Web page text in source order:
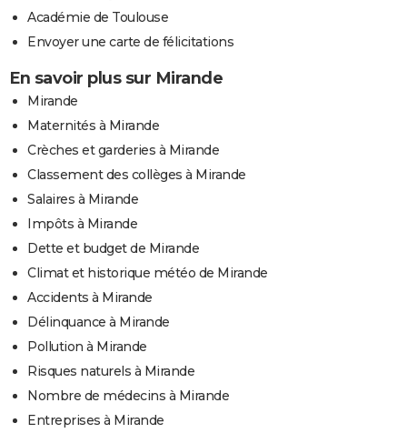
Académie de Toulouse
Envoyer une carte de félicitations
En savoir plus sur Mirande
Mirande
Maternités à Mirande
Crèches et garderies à Mirande
Classement des collèges à Mirande
Salaires à Mirande
Impôts à Mirande
Dette et budget de Mirande
Climat et historique météo de Mirande
Accidents à Mirande
Délinquance à Mirande
Pollution à Mirande
Risques naturels à Mirande
Nombre de médecins à Mirande
Entreprises à Mirande